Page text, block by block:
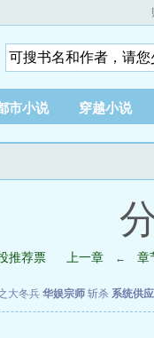
市小说 穿越小说
推荐票 上一章 ← 章
大冬兵 华娱宗师 斩杀 系统供